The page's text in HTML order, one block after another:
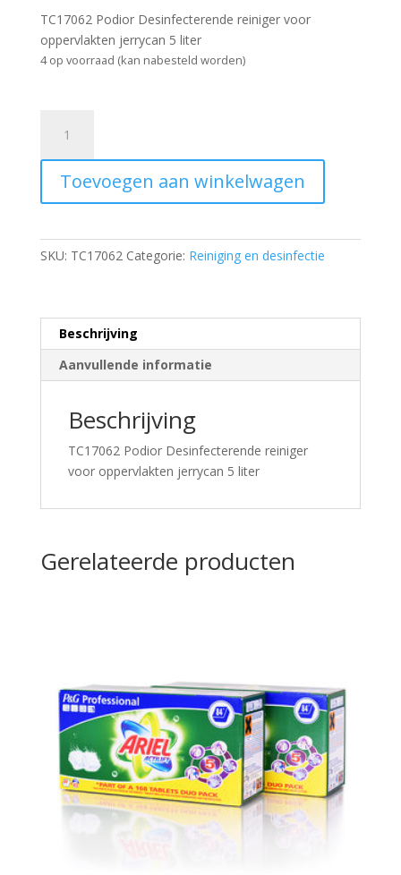
TC17062 Podior Desinfecterende reiniger voor
oppervlakten jerrycan 5 liter
4 op voorraad (kan nabesteld worden)
Podior
Desinfecterende
reiniger
voor
jerrycan
5
Toevoegen aan winkelwagen
SKU: TC17062 Categorie: Reiniging en desinfectie
Beschrijving
Aanvullende informatie
Beschrijving
TC17062 Podior Desinfecterende reiniger
voor oppervlakten jerrycan 5 liter
Gerelateerde producten